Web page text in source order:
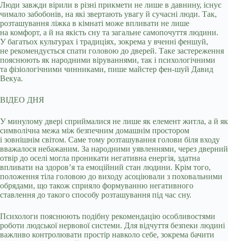
Люди завжди вірили в різні прикмети не лише в давнину, існує
чимало забобонів, на які звертають увагу й сучасні люди. Так,
розташування ліжка в кімнаті може впливати не лише
на комфорт, а й на якість сну та загальне самопочуття людини.
У багатьох культурах і традиціях, зокрема у вченні феншуй,
не рекомендується спати головою до дверей. Таке застереження
пояснюють як народними віруваннями, так і психологічними
та фізіологічними чинниками, пише майстер фен-шуй Давид
Векуа.
ВІДЕО ДНЯ
У минулому двері сприймалися не лише як елемент житла, а й як
символічна межа між безпечним домашнім простором
і зовнішнім світом. Саме тому розташування голови біля входу
вважалося небажаним. За народними уявленнями, через дверний
отвір до оселі могла проникати негативна енергія, здатна
впливати на здоров’я та емоційний стан людини. Крім того,
положення тіла головою до виходу асоціювали з поховальними
обрядами, що також сприяло формуванню негативного
ставлення до такого способу розташування під час сну.
Психологи пояснюють подібну рекомендацію особливостями
роботи людської нервової системи. Для відчуття безпеки людині
важливо контролювати простір навколо себе, зокрема бачити